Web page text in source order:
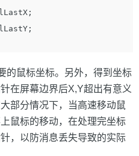
的鼠标坐标。另外，得到坐标
在屏幕边界后X,Y超出有意义
部分情况下，当高速移动鼠
鼠标的移动，在处理完坐标
，以防消息丢失导致的实际